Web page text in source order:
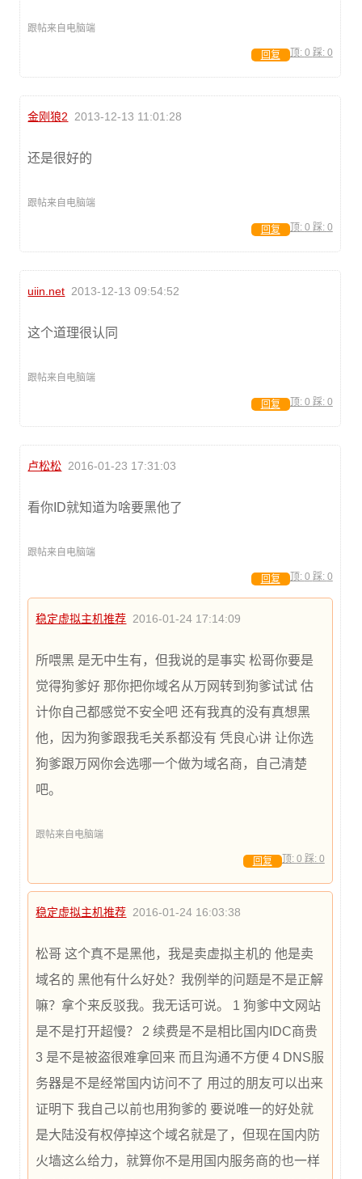
跟帖来自电脑端
顶: 0 踩: 0
回复
金刚狼2 2013-12-13 11:01:28
还是很好的
跟帖来自电脑端
顶: 0 踩: 0
回复
uiin.net 2013-12-13 09:54:52
这个道理很认同
跟帖来自电脑端
顶: 0 踩: 0
回复
卢松松 2016-01-23 17:31:03
看你ID就知道为啥要黑他了
跟帖来自电脑端
顶: 0 踩: 0
回复
稳定虚拟主机推荐 2016-01-24 17:14:09
所喂黑 是无中生有，但我说的是事实 松哥你要是
觉得狗爹好 那你把你域名从万网转到狗爹试试 估
计你自己都感觉不安全吧 还有我真的没有真想黑
他，因为狗爹跟我毛关系都没有 凭良心讲 让你选
狗爹跟万网你会选哪一个做为域名商，自己清楚
吧。
跟帖来自电脑端
顶: 0 踩: 0
回复
稳定虚拟主机推荐 2016-01-24 16:03:38
松哥 这个真不是黑他，我是卖虚拟主机的 他是卖
域名的 黑他有什么好处？我例举的问题是不是正解
嘛？拿个来反驳我。我无话可说。 1 狗爹中文网站
是不是打开超慢？ 2 续费是不是相比国内IDC商贵
3 是不是被盗很难拿回来 而且沟通不方便 4 DNS服
务器是不是经常国内访问不了 用过的朋友可以出来
证明下 我自己以前也用狗爹的 要说唯一的好处就
是大陆没有权停掉这个域名就是了，但现在国内防
火墙这么给力，就算你不是用国内服务商的也一样